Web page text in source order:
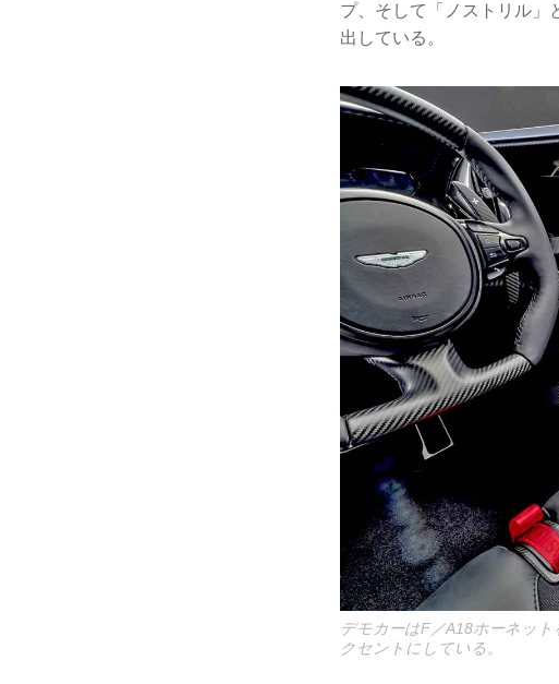
プ、そして「ノストリル」
出している。
デモカーはF／A18ホーネッ
クセントにしている。